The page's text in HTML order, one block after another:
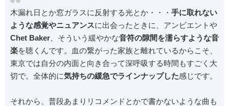
木漏れ日とか窓ガラスに反射する光とか・・・ 手に取れない
ような感覚やニュアンスに出会ったときに、アンビエントや
Chet Baker 、そういう緩やかな音符の隙間を濡らすような音
楽を聴くんです。血の繋がった家族と離れているからこそ、
東京では自分の内面と向き合って深呼吸する時間もすごく大
切で。全体的に気持ちの緩急でラインナップした感じです。
それから、普段あまりリコメンドとかで書かないような曲も